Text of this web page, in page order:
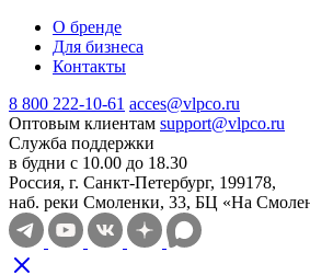
О бренде
Для бизнеса
Контакты
8 800 222-10-61 acces@vlpco.ru
Оптовым клиентам support@vlpco.ru
Служба поддержки
в будни с 10.00 до 18.30
Россия, г. Санкт-Петербург, 199178,
наб. реки Смоленки, 33, БЦ «На